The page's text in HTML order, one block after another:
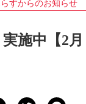
すからのお知らせ
施中【2月